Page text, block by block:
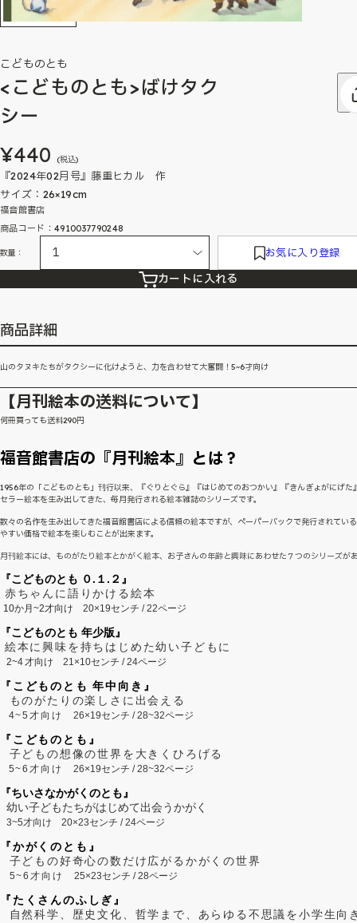
こどものとも
<こどものとも>ばけタク
シー
¥440 (税込)
『2024年02月号』藤重ヒカル 作
サイズ：26×19cm
福音館書店
商品コード：4910037790248
数量： お気に入り登録
カートに入れる
商品詳細
山のタヌキたちがタクシーに化けようと、力を合わせて大奮闘！5~6才向け
【月刊絵本の送料について】
何冊買っても送料290円
福音館書店の『月刊絵本』とは？
1956年の「こどものとも」刊行以来、『ぐりとぐら』『はじめてのおつかい』『きんぎょがにげた
セラー絵本を生み出してきた、毎月発行される絵本雑誌のシリーズです。
数々の名作を生み出してきた福音館書店による信頼の絵本ですが、ペーパーバックで発行されてい
やすい価格で絵本を楽しむことが出来ます。
月刊絵本には、ものがたり絵本とかがく絵本、お子さんの年齢と興味にあわせた７つのシリーズが
『こどものとも ０.１.２』
赤ちゃんに語りかける絵本
10か月~2才向け 20×19センチ / 22ページ
『こどものとも 年少版』
絵本に興味を持ちはじめた幼い子どもに
2~4才向け 21×10センチ / 24ページ
『こどものとも 年中向き』
ものがたりの楽しさに出会える
4~5才向け26×19センチ / 28~32ページ
『こどものとも』
子どもの想像の世界を大きくひろげる
5~6才向け26×19センチ / 28~32ページ
『ちいさなかがくのとも』
幼い子どもたちがはじめて出会うかがく
3~5才向け 20×23センチ / 24ページ
『かがくのとも』
子どもの好奇心の数だけ広がるかがくの世界
5~6才向け25×23センチ / 28ページ
『たくさんのふしぎ』
自然科学、歴史文化、哲学まで、あらゆる不思議を小学生向